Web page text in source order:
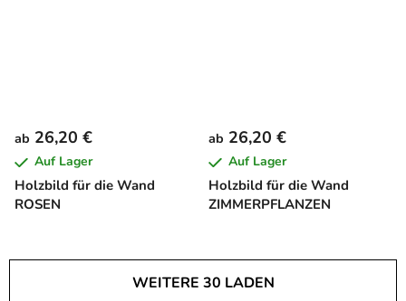
Holzbild für die Wand
ROSEN
ab 26,20 €
Auf Lager
Holzbild für die Wand
ZIMMERPFLANZEN
ab 26,20 €
Auf Lager
WEITERE 30 LADEN